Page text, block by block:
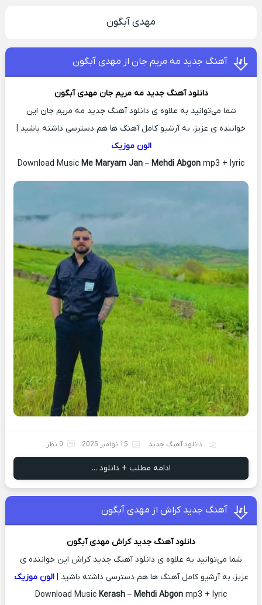
مهدی آبگون
آهنگ جدید مه مریم جان از مهدی آبگون
دانلود آهنگ جدید مه مریم جانمهدی آبگون
شما می‌توانید به علاوه ی دانلود آهنگ جدید مه مریم جان این
خواننده ی عزیز، به آرشیو کامل آهنگ ها هم دسترسی داشته باشید |
الون موزیک
Download Music Me Maryam Jan – Mehdi Abgon mp3 + lyric
دانلود آهنگ جدید 15 نوامبر 2025 0 نظر
ادامه مطلب + دانلود ...
آهنگ جدید کراش از مهدی آبگون
دانلود آهنگ جدیدکراش مهدی آبگون
شما می‌توانید به علاوه ی دانلود آهنگ جدید کراش این خواننده ی
عزیز، به آرشیو کامل آهنگ ها هم دسترسی داشته باشید |الون موزیک
Download Music Kerash – Mehdi Abgon mp3 + lyric